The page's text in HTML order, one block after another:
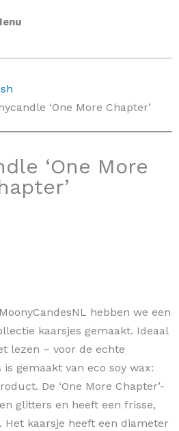
‘One More Chapter’
‘One More
hebben we een
kaarsjes gemaakt. Ideaal
lezen – voor de echte
is gemaakt van eco soy wax:
De ‘One More Chapter’-
glitters en heeft een frisse,
Het kaarsje heeft een diameter